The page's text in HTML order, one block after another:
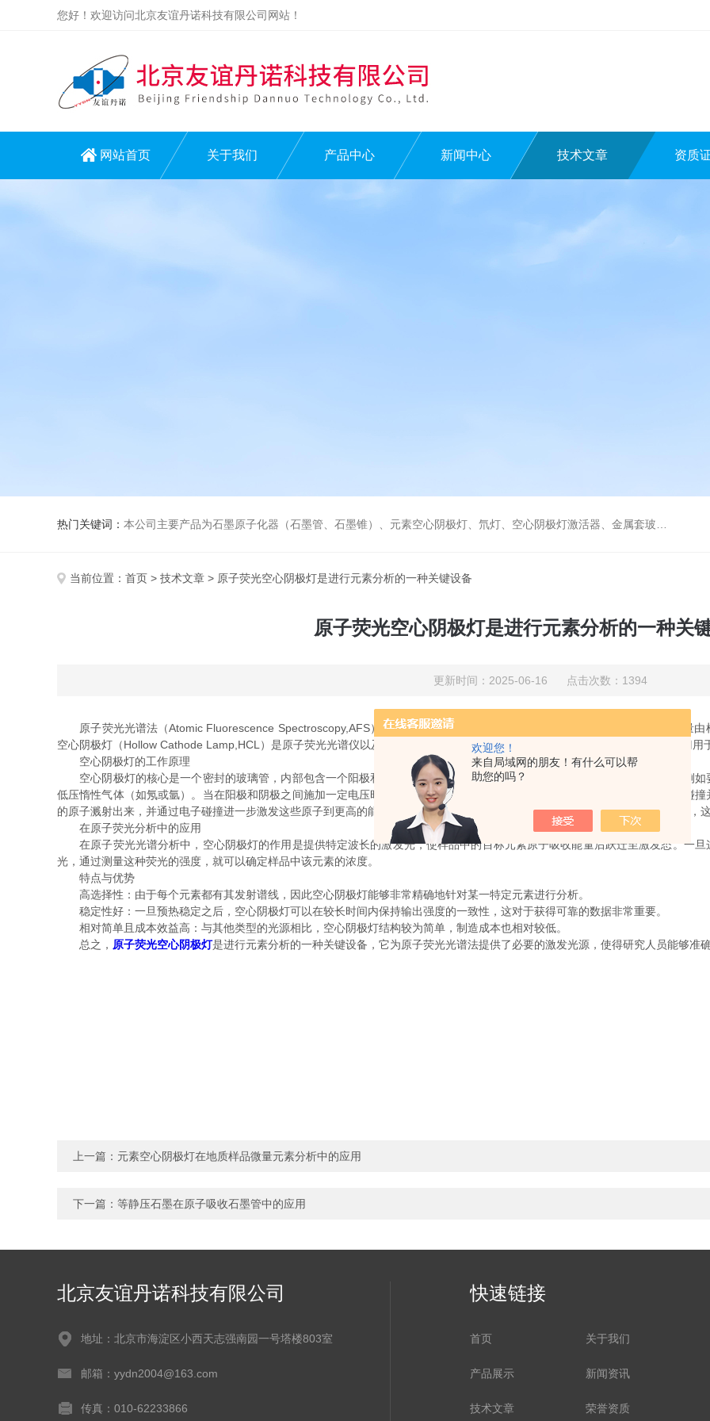
欢迎您！
来自局域网的朋友！有什么可以帮
助您的吗？
您好！欢迎访问北京友谊丹诺科技有限公司网站！
网站首页 关于我们 产品中心 新闻中心 技术文章 资质
热门关键词： 本公司主要产品为石墨原子化器（石墨管、石墨锥）、元素空心阴极灯、氘灯、空心阴极灯激活器、金属套玻璃高效雾化喷嘴。同时经销进口原装石墨管、石墨锥、空心阴极灯、氘灯等。
当前位置： 首页 > 技术文章 > 原子荧光空心阴极灯是进行元素分析的一种关键设备
原子荧光空心阴极灯是进行元素分析的一种关
更新时间：2025-06-16 点击次数：1394
原子荧光光谱法（Atomic Fluorescence Spectroscopy,AFS）是一种用于检测物质中特定元素含量的分析技术，它依赖于测量由
空心阴极灯（Hollow Cathode Lamp,HCL）是原子荧光光谱仪以及其他一些光谱分析仪器如原子吸收光谱仪的重要组成部分，专门
空心阴极灯的工作原理
空心阴极灯的核心是一个密封的玻璃管，内部包含一个阳极和一个空心圆柱形阴极。阴极是由欲测定元素或其合金制成的，例
低压惰性气体（如氖或氩）。当在阳极和阴极之间施加一定电压时，电子会从阴极出发向阳极移动，在此过程中与惰性气体原子碰
的原子溅射出来，并通过电子碰撞进一步激发这些原子到更高的能级。当这些激发态的原子回到基态时，就会发出特定波长的光子，
在原子荧光分析中的应用
在原子荧光光谱分析中，空心阴极灯的作用是提供特定波长的激发光，使样品中的目标元素原子吸收能量后跃迁至激发态。一
光，通过测量这种荧光的强度，就可以确定样品中该元素的浓度。
特点与优势
高选择性：由于每个元素都有其发射谱线，因此空心阴极灯能够非常精确地针对某一特定元素进行分析。
稳定性好：一旦预热稳定之后，空心阴极灯可以在较长时间内保持输出强度的一致性，这对于获得可靠的数据非常重要。
相对简单且成本效益高：与其他类型的光源相比，空心阴极灯结构较为简单，制造成本也相对较低。
总之， 原子荧光空心阴极灯是进行元素分析的一种关键设备，它为原子荧光光谱法提供了必要的激发光源，使得研究人员能够准
上一篇： 元素空心阴极灯在地质样品微量元素分析中的应用
下一篇： 等静压石墨在原子吸收石墨管中的应用
北京友谊丹诺科技有限公司
地址：北京市海淀区小西天志强南园一号塔楼803室
邮箱：yydn2004@163.com
传真：010-62233866
快速链接
首页 关于我们
产品展示 新闻资讯
技术文章 荣誉资质